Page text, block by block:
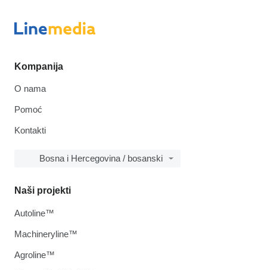
Kompanija
O nama
Pomoć
Kontakti
Bosna i Hercegovina / bosanski
Naši projekti
Autoline™
Machineryline™
Agroline™